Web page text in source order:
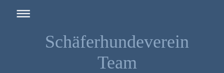
Schäferhundeverein
Team